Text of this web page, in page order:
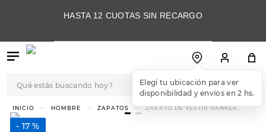
HASTA 12 CUOTAS SIN RECARGO
HOMBRE ZAPATOS
ZAPATO DE VESTIR HANKER
17 %
TÉRMINOS MÁS
BUSCADOS